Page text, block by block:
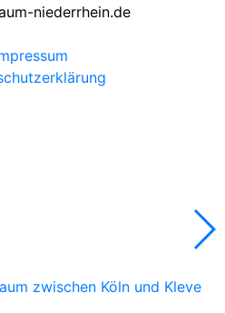
niederrhein.de
zwischen Köln und Kleve